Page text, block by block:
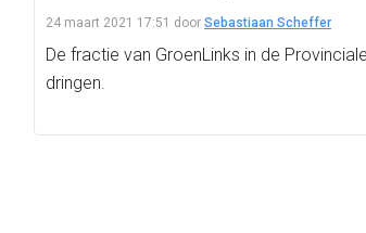
24 maart 2021 17:51 door Sebastiaan Scheffer
De fractie van GroenLinks in de
dringen.